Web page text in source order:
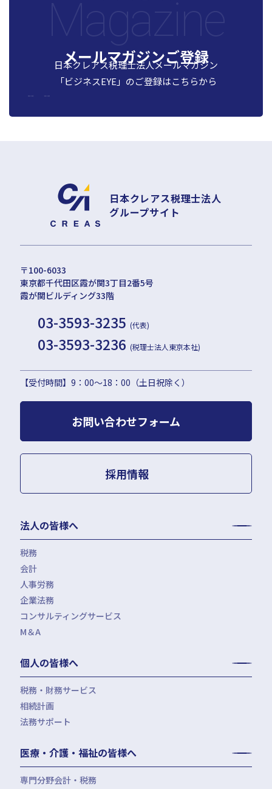
メールマガジンご登録
日本クレアス税理士法人メールマガジン
「ビジネスEYE」のご登録はこちらから
日本クレアス税理士法人
グループサイト
〒100-6033
東京都千代田区霞が関3丁目2番5号
霞が関ビルディング33階
03-3593-3235 (代表)
03-3593-3236 (税理士法人東京本社)
【受付時間】9：00〜18：00（土日祝除く）
お問い合わせフォーム
採用情報
法人の皆様へ
税務
月次決算・税務顧問・税務申告書作成
税務調査対応（会計・税務）
税務セカンドオピニオン
組織再編税制・国際税務
四半期決算サポート
会計
BPO・会計アウトソーシング
会社設立（スタートアップサポート）・クラウド会計導入
決算開示書類（有報・短信等）作成・IFRS対応サポート
人事労務
人事労務アウトソーシング（給与計算・社会保険手続）
労使トラブル対応
労務デューデリジェンス・労務コンプライアンス調査
企業法務
企業法務・法務顧問・事業再生・債権回収
コンサルティングサービス
FAS（財務デューデリジェンス・株価算定・PPA）
IPOコンサルティング
企業再編コンサルティング
補助金・助成金申請・建設許認可等
公益法人会計サービス
M＆A
個人の皆様へ
税務・財務サービス
相続税申告・贈与税申告
所得税確定申告
資産管理会社設立
相続計画
遺言書作成・家族信託・後見人
法務サポート
医療・介護・福祉の皆様へ
専門分野会計・税務